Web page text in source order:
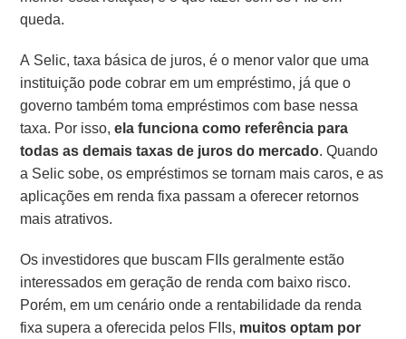
queda.
A Selic, taxa básica de juros, é o menor valor que uma
instituição pode cobrar em um empréstimo, já que o
governo também toma empréstimos com base nessa
taxa. Por isso,ela funciona como referência para
todas as demais taxas de juros do mercado. Quando
a Selic sobe, os empréstimos se tornam mais caros, e as
aplicações em renda fixa passam a oferecer retornos
mais atrativos.
Os investidores que buscam FIIs geralmente estão
interessados em geração de renda com baixo risco.
Porém, em um cenário onde a rentabilidade da renda
fixa supera a oferecida pelos FIIs, muitos optam por